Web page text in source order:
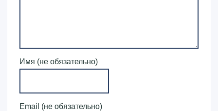
Имя (не обязательно)
Email (не обязательно)